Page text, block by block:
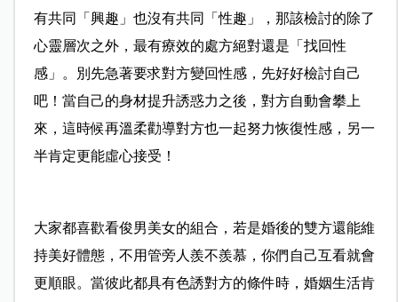
有共同「興趣」也沒有共同「性趣」，那該檢討的除了
心靈層次之外，最有療效的處方絕對還是「找回性
感」。別先急著要求對方變回性感，先好好檢討自己
吧！當自己的身材提升誘惑力之後，對方自動會攀上
來，這時候再溫柔勸導對方也一起努力恢復性感，另一
半肯定更能虛心接受！
大家都喜歡看俊男美女的組合，若是婚後的雙方還能維
持美好體態，不用管旁人羨不羨慕，你們自己互看就會
更順眼。當彼此都具有色誘對方的條件時，婚姻生活肯